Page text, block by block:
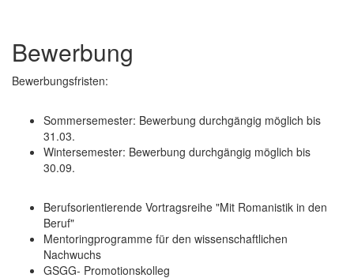
Bewerbung
Bewerbungsfristen:
Sommersemester: Bewerbung durchgängig möglich bis
31.03.
Wintersemester: Bewerbung durchgängig möglich bis
30.09.
Berufsorientierende Vortragsreihe "Mit Romanistik in den
Beruf"
Mentoringprogramme für den wissenschaftlichen
Nachwuchs
GSGG- Promotionskolleg